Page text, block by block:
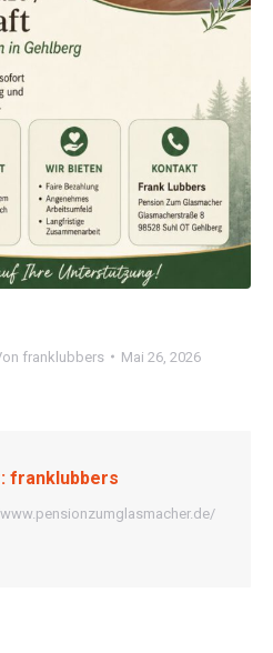
franklubbers Mai 26, 2026
franklubbers